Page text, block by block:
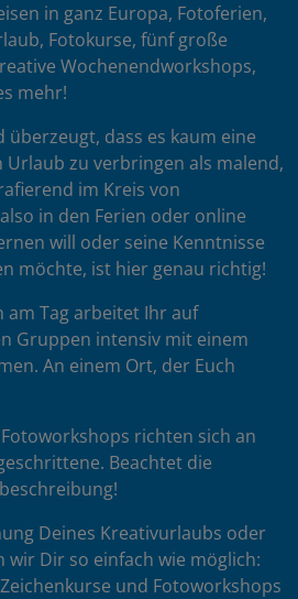
in ganz Europa, Fotoferien,
Fotokurse, fünf große
Wochenendworkshops,
mehr!
dass es kaum eine
zu verbringen als malend,
im Kreis von
in den Ferien oder online
will oder seine Kenntnisse
möchte, ist hier genau richtig!
am Tag arbeitet Ihr auf
Gruppen intensiv mit einem
An einem Ort, der Euch
richten sich an
Beachtet die
Deines Kreativurlaubs oder
wir Dir so einfach wie möglich:
und Fotoworkshops